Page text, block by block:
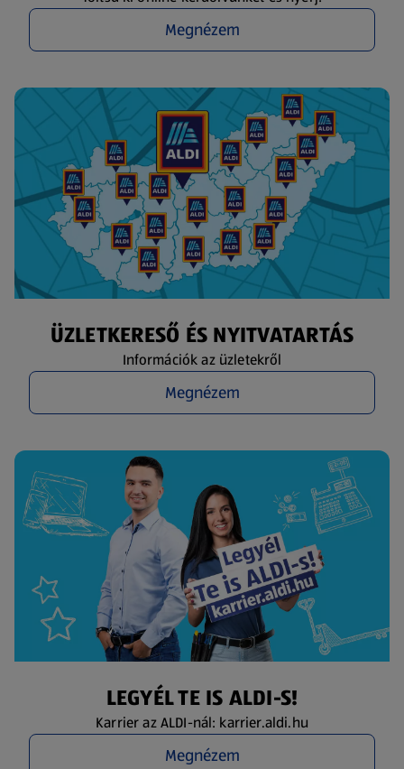
Megnézem
ÜZLETKERESŐ ÉS NYITVATARTÁS
Információk az üzletekről
Megnézem
LEGYÉL TE IS ALDI-S!
Karrier az ALDI-nál: karrier.aldi.hu
Megnézem